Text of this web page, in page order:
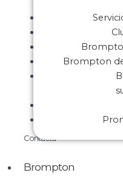
Brompton
Contacta
Brompton